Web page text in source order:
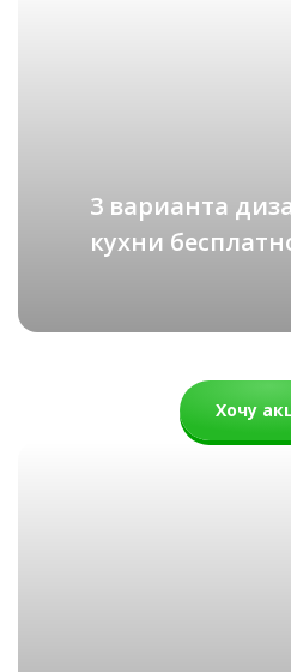
77 000 руб.
3 варианта
кухни
Хочу